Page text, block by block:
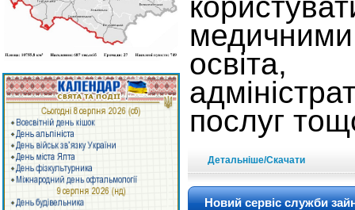
послуг
Детальніше/Скачати
Новий сервіс служби